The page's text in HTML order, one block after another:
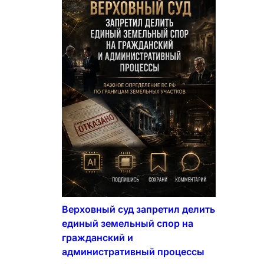
Верховный суд запретил делить
единый земельный спор на
гражданский и
административный процессы